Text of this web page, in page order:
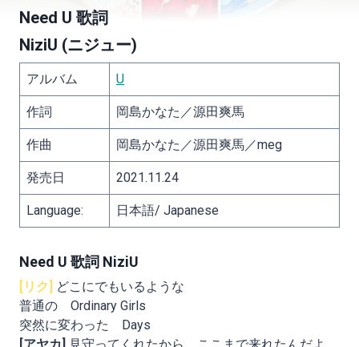
Need U 歌詞
NiziU (ニジュー)
アルバム U
作詞 岡島かなた／源田爽馬
作曲 岡島かなた／源田爽馬／meg
発売日 2021.11.24
Language: 日本語/ Japanese
Need U 歌詞 NiziU
[リク] どこにでもいるような
普通の Ordinary Girls
突然に変わった Days
[アヤカ] 見守ってくれたから ここまで来れたんだよ